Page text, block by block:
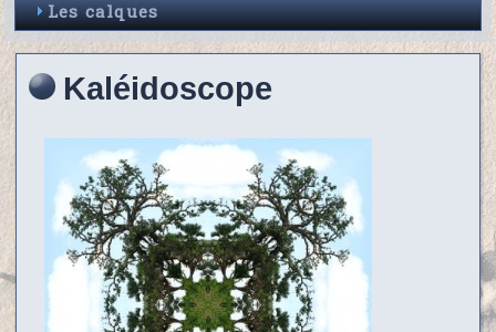
Les calques
Kaléidoscope